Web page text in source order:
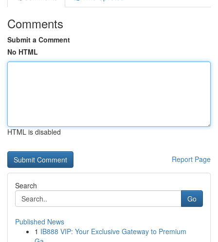
Comments
Submit a Comment
No HTML
HTML is disabled
Report Page
Search
Go
Published News
1 IB888 VIP: Your Exclusive Gateway to Premium